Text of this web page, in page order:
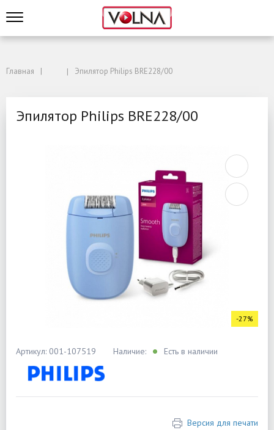
Главная Эпилятор Philips BRE228/00
Эпилятор Philips BRE228/00
-27%
Артикул: 001-107519 Наличие: Есть в наличии
Версия для печати